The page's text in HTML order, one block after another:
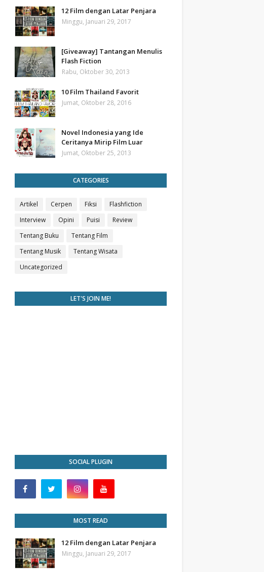
12 Film dengan Latar Penjara
Minggu, Januari 29, 2017
[Giveaway] Tantangan Menulis
Flash Fiction
Rabu, Oktober 30, 2013
10 Film Thailand Favorit
Jumat, Oktober 28, 2016
Novel Indonesia yang Ide
Ceritanya Mirip Film Luar
Jumat, Oktober 25, 2013
CATEGORIES
Artikel Cerpen Fiksi
Flashfiction
Interview
Opini Puisi
Review
Tentang Buku
Tentang Film
Tentang Musik
Tentang Wisata
Uncategorized
LET'S JOIN ME!
SOCIAL PLUGIN
MOST READ
12 Film dengan Latar Penjara
Minggu, Januari 29, 2017